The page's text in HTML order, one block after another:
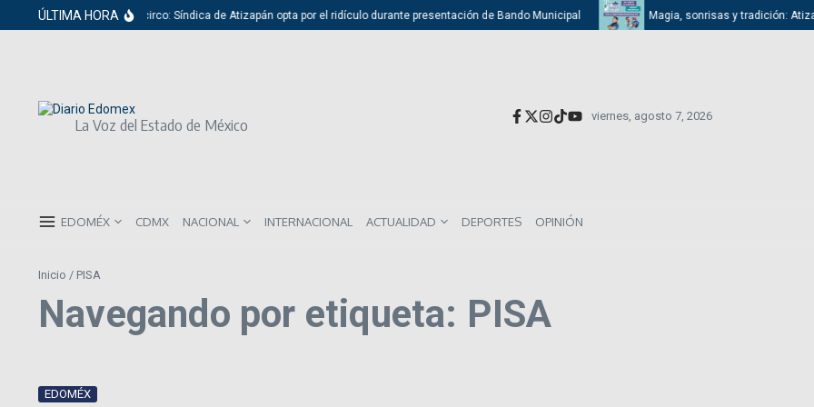
Saltar al contenido
ÚLTIMA HORA
Del cabildo al circo: Síndica de Atizapán opta por el ridículo durante presentación de Bando Municipal Magia, sonrisas y tradición:
La Voz del Estado de México viernes, agosto 7, 2026
EDOMÉX CDMX NACIONAL INTERNACIONAL ACTUALIDAD DEPORTES OPINIÓN
Inicio / PISA
Navegando por etiqueta: PISA
EDOMÉX